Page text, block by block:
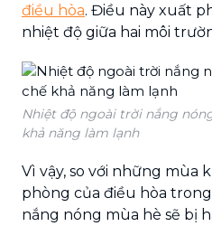
điều hòa. Điều này xuất
nhiệt độ giữa hai môi
Nhiệt độ ngoài trời nắng
khả năng làm lạnh
Vì vậy, so với những mùa
phòng của điều hòa
nắng nóng mùa hè sẽ bị